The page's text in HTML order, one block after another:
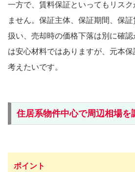
一方で、賃料保証といってもリスク
ません。保証主体、保証期間、保
扱い、売却時の価格下落は別に確
は安心材料ではありますが、元本
考えたいです。
住居系物件中心で周辺相場を
ポイント